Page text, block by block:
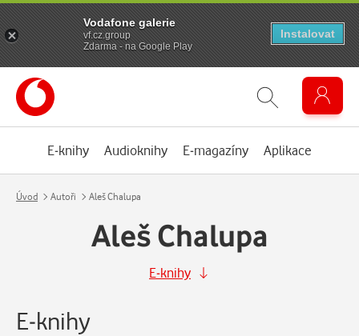
E-knihy Audioknihy E-magazíny Aplikace
Úvod Autoři Aleš Chalupa
Aleš Chalupa
E-knihy
E-knihy
Vodafone galerie
vf.cz.group
Zdarma - na Google Play
Instalovat